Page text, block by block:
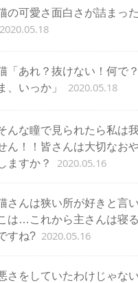
の可愛さ面白さが詰まっ
2020.05.18
「あれ？抜けない！何で
、いっか」
2020.05.18
んな瞳で見られたら私は
ん！！皆さんは大切なお
ますか？
2020.05.16
さんは狭い所が好きと言
は…これから主さんは寝
すね? 2020.05.16
さをしていたわけじゃな